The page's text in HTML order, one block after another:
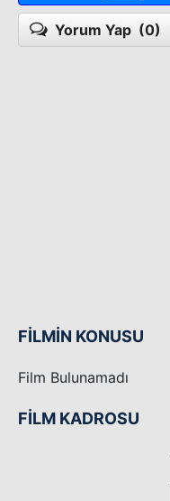
Yorum Yap (0)
FİLMİN KONUSU
Film Bulunamadı
FİLM KADROSU